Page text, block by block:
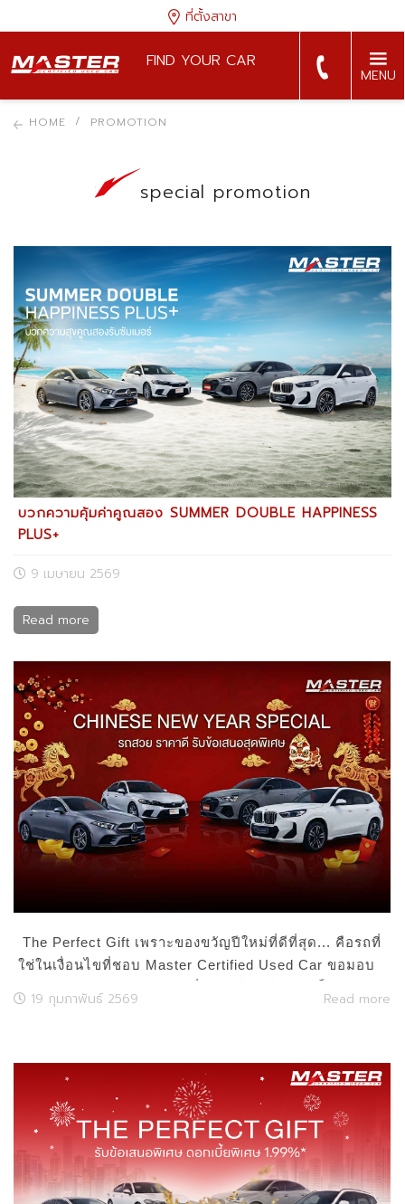
ที่ตั้งสาขา
FIND YOUR CAR
MENU
HOME PROMOTION
special promotion
บวกความคุ้มค่าคูณสอง SUMMER DOUBLE HAPPINESS
PLUS+
9 เมษายน 2569
Read more
The Perfect Gift เพราะของขวัญปีใหม่ที่ดีที่สุด... คือรถที่
ใช่ในเงื่อนไขที่ชอบ Master Certified Used Car ขอมอบ
รถพรีเมียมในฝันได้ง่ายกว่าเดิม
19 กุมภาพันธ์ 2569 Read more